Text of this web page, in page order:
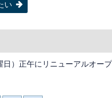
い
）正午にリニューアルオープ